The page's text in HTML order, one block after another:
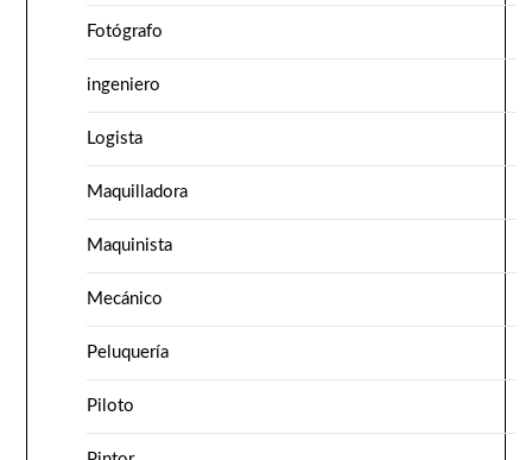
Fotógrafo
ingeniero
Logista
Maquilladora
Maquinista
Mecánico
Peluquería
Piloto